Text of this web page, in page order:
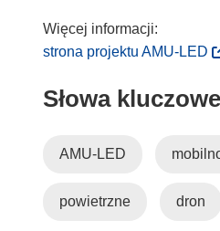
strona projektu AMU-LED
d
ś
Słowa kluczowe
AMU-LED
powietrzne dron